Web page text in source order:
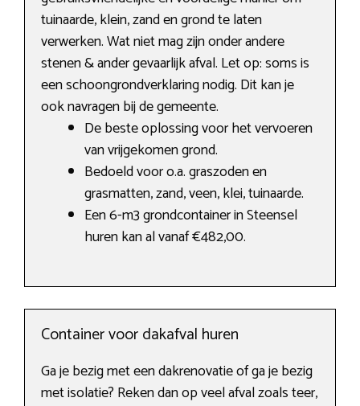
tuinaarde, klein, zand en grond te laten
verwerken. Wat niet mag zijn onder andere
stenen & ander gevaarlijk afval. Let op: soms is
een schoongrondverklaring nodig. Dit kan je
ook navragen bij de gemeente.
De beste oplossing voor het vervoeren
van vrijgekomen grond.
Bedoeld voor o.a. graszoden en
grasmatten, zand, veen, klei, tuinaarde.
Een 6-m3 grondcontainer in Steensel
huren kan al vanaf €482,00.
Container voor dakafval huren
Ga je bezig met een dakrenovatie of ga je bezig
met isolatie? Reken dan op veel afval zoals teer,